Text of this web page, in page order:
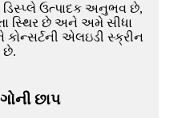
ડિસ્પ્લે ઉત્પાદક અનુભવ છે,
સ્થિર છે અને અમે સીધા
કોન્સર્ટની એલઇડી સ્ક્રીન
છે.
છાપ